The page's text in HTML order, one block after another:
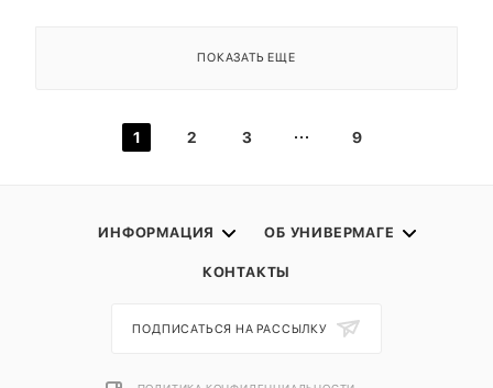
ПОКАЗАТЬ ЕЩЕ
1 2 3 9
ИНФОРМАЦИЯ ОБ УНИВЕРМАГЕ
КОНТАКТЫ
ПОДПИСАТЬСЯ НА РАССЫЛКУ